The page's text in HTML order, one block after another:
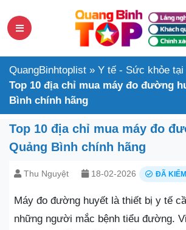
QuangBinhtoplist » Y tế - Sức khỏe tại
Top 10 địa chỉ mua máy đo đường
Bình chính hãng
Top 10 địa chỉ mua máy đo
Quảng Bình chính hãng
Thu Nguyệt 18-02-2026 ĐÃ
Máy đo đường huyết là thiết bị y tế
những người mắc bệnh tiểu đường.